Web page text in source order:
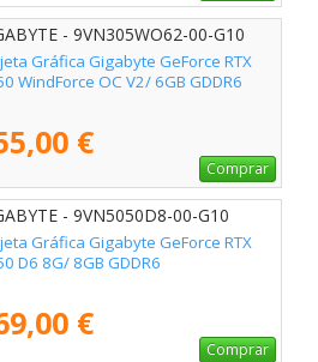
- 9VN305WO62-00-G10
Gráfica Gigabyte GeForce RTX
WindForce OC V2/ 6GB GDDR6
€
Comprar
- 9VN5050D8-00-G10
Gráfica Gigabyte GeForce RTX
D6 8G/ 8GB GDDR6
€
Comprar